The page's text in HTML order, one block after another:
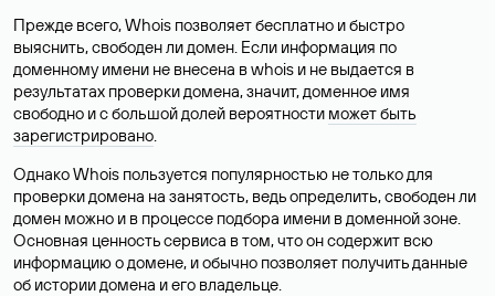
Прежде всего, Whois позволяет бесплатно и быстро
выяснить, свободен ли домен. Если информация по
доменному имени не внесена в whois и не выдается в
результатах проверки домена, значит, доменное имя
свободно и с большой долей вероятности может быть
зарегистрировано.
Однако Whois пользуется популярностью не только для
проверки домена на занятость, ведь определить, свободен ли
домен можно и в процессе подбора имени в доменной зоне.
Основная ценность сервиса в том, что он содержит всю
информацию о домене, и обычно позволяет получить данные
об истории домена и его владельце.